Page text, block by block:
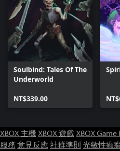
特色：
• 克服各式各樣獨特且具挑戰性的魔
• 在探索遠古主城的同時，發掘各種
• 在世界毀滅之前揭開古神的秘密
• 沈浸於美麗的完美像素風格圖像之
• 你的配置，你的規則。使用各種技
風格
Soulbind: Tales Of The
Underworld
NT$339.00
XBOX 主機XBOX 遊戲XBOX Game
服務 意見反應社群準則 光敏性癲